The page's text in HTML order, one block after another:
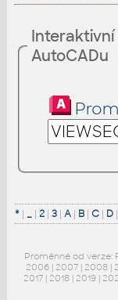
AutoCADu
*| _| 2| 3| A| B| C| D|
Proměnné od verze:
2006 | 2007 | 2008 |
2017 | 2018 | 2019 |